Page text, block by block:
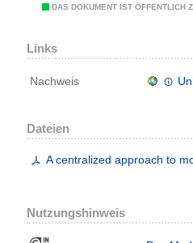
DAS DOKUMENT IST ÖFFENTLICH
Links
Nachweis
Dateien
A centralized approach to
Nutzungshinweis